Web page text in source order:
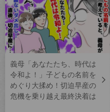
義母「あなたたち、時代は
令和よ！」子どもの名前を
めぐり大揉め！切迫早産の
危機を乗り越え最終決着は